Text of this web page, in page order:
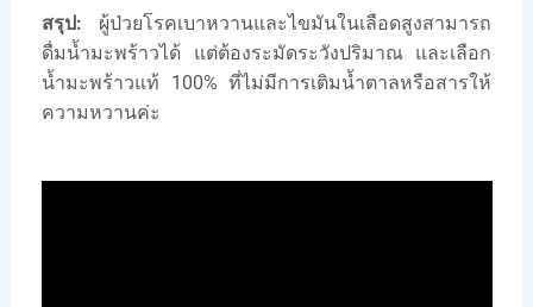
สรุป: ผู้ป่วยโรคเบาหวานและไขมันในเลือดสูงสามารถ
ดื่มน้ำมะพร้าวได้ แต่ต้องระมัดระวังปริมาณ และเลือก
น้ำมะพร้าวแท้ 100% ที่ไม่มีการเติมน้ำตาลหรือสารให้
ความหวานค่ะ